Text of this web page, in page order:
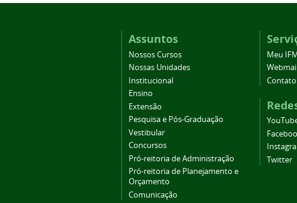
Assuntos
Nossos Cursos
Nossas Unidades
Institucional
Ensino
Extensão
Pesquisa e Pós-Graduação
Vestibular
Concursos
Pró-reitoria de Administração
Pró-reitoria de Planejamento e
Orçamento
Comunicação
Meu
Contato
Twitter